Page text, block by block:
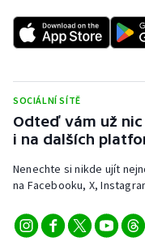
Short track
Stolní tenis
Triatlon
Veslování
Vodní slalom
SOCIÁLNÍ SÍTĚ
Odteď vám už
i na dalších
Nenechte si nikde ujít
na Facebooku, X,